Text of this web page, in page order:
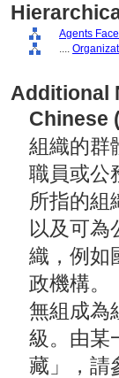
Agents
....
Additional
Chinese
組織的群
職員或公
所指的組
以及可為
織，例如
政機構。
無組成為
級。由某
藏」，請